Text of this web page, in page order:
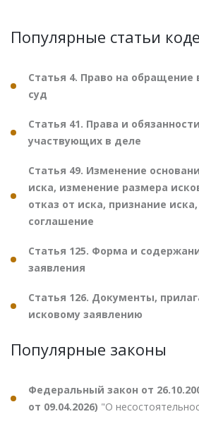
Популярные статьи
Статья 4. Право на
суд
Статья 41. Права и
участвующих в деле
Статья 49. Изменение
иска, изменение размера
отказ от иска, признание
соглашение
Статья 125. Форма и
заявления
Статья 126. Документы,
исковому заявлению
Популярные законы
Федеральный закон от
от 09.04.2026) "О